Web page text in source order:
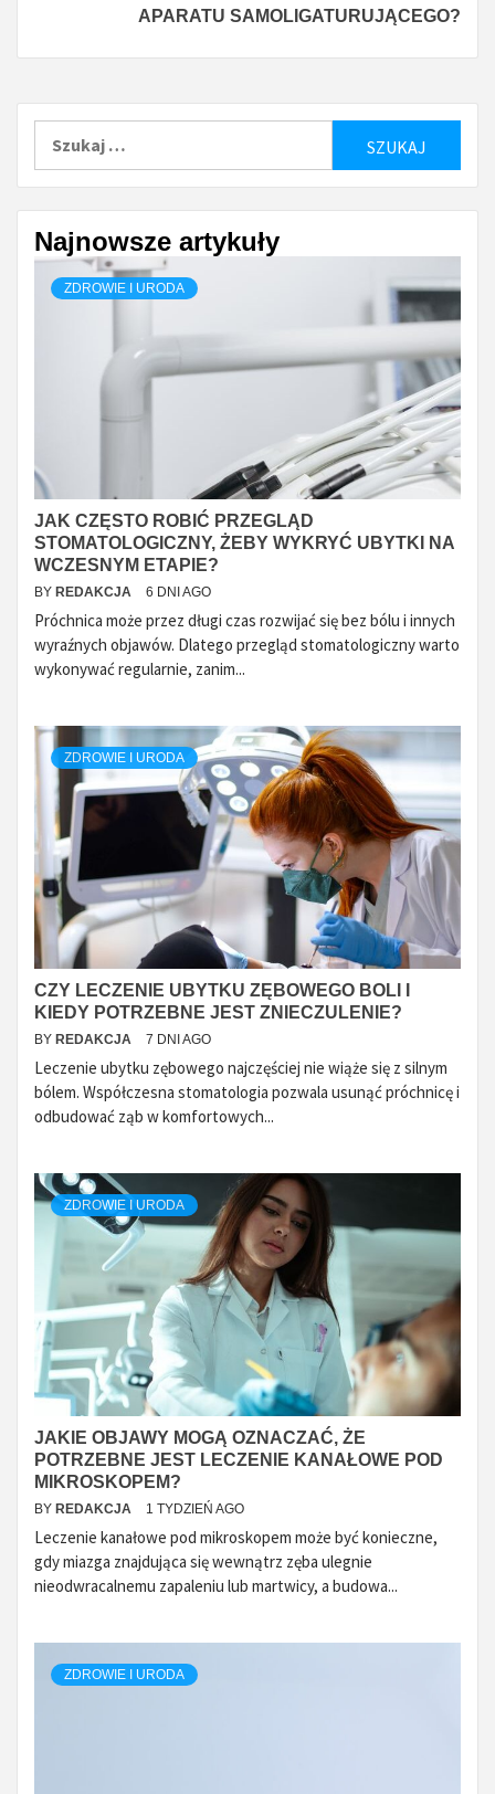
APARATU SAMOLIGATURUJĄCEGO?
Najnowsze artykuły
ZDROWIE I URODA
JAK CZĘSTO ROBIĆ PRZEGLĄD
STOMATOLOGICZNY, ŻEBY WYKRYĆ UBYTKI NA
WCZESNYM ETAPIE?
BY REDAKCJA 6 DNI AGO
Próchnica może przez długi czas rozwijać się bez bólu i innych
wyraźnych objawów. Dlatego przegląd stomatologiczny warto
wykonywać regularnie, zanim...
ZDROWIE I URODA
CZY LECZENIE UBYTKU ZĘBOWEGO BOLI I
KIEDY POTRZEBNE JEST ZNIECZULENIE?
BY REDAKCJA 7 DNI AGO
Leczenie ubytku zębowego najczęściej nie wiąże się z silnym
bólem. Współczesna stomatologia pozwala usunąć próchnicę i
odbudować ząb w komfortowych...
ZDROWIE I URODA
JAKIE OBJAWY MOGĄ OZNACZAĆ, ŻE
POTRZEBNE JEST LECZENIE KANAŁOWE POD
MIKROSKOPEM?
BY REDAKCJA 1 TYDZIEŃ AGO
Leczenie kanałowe pod mikroskopem może być konieczne,
gdy miazga znajdująca się wewnątrz zęba ulegnie
nieodwracalnemu zapaleniu lub martwicy, a budowa...
ZDROWIE I URODA